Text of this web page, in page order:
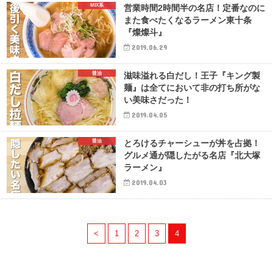
MIX系
営業時間2時間半の名店！定番なのに
また食べたくなるラーメン東十条
『燦燦斗』
2019.06.29
醤油
滋味溢れる白だし！王子『キング製
麺』は全てにおいて非の打ち所がな
い美味さだった！
2019.04.05
醤油
とろけるチャーシューが丼を占拠！
グルメ通が隠したがる名店『北大塚
ラーメン』
2019.04.03
< 1 2 3 4